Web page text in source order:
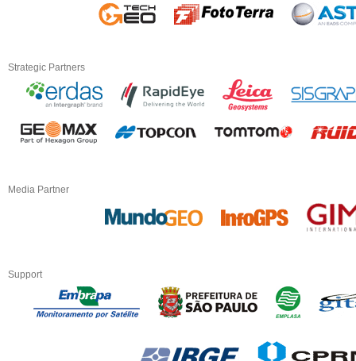
Strategic Partners
Media Partner
Support